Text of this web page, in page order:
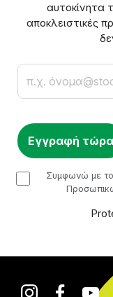
αυτοκίνητα
αποκλειστικές
Συμφωνώ με